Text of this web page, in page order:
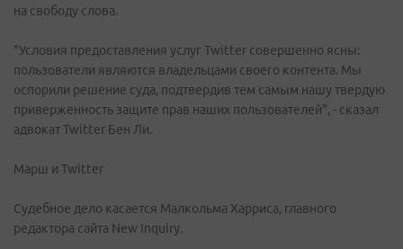
на свободу слова.
"Условия предоставления услуг Twitter совершенно ясны:
пользователи являются владельцами своего контента. Мы
оспорили решение суда, подтвердив тем самым нашу твердую
приверженность защите прав наших пользователей", - сказал
адвокат Twitter Бен Ли.
Марш и Twitter
Судебное дело касается Малкольма Харриса, главного
редактора сайта New Inquiry.